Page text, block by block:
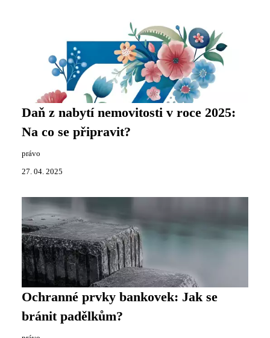
Daň z nabytí nemovitosti v roce 2025:
Na co se připravit?
právo
27. 04. 2025
Ochranné prvky bankovek: Jak se
bránit padělkům?